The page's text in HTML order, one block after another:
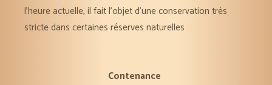
l’heure actuelle, il fait l’objet d’uneconservation très
stricte dans certaines réserves naturelles
Contenance